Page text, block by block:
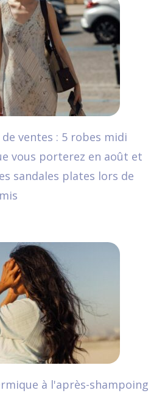
ventes : 5 robes midi
vous porterez en août et
sandales plates lors de
à l'après-shampoing